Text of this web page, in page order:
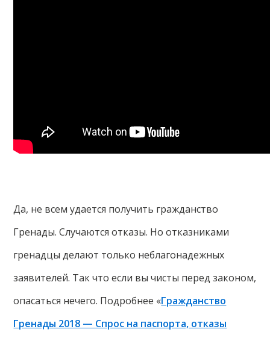
Да, не всем удается получить гражданство
Гренады. Случаются отказы. Но отказниками
гренадцы делают только неблагонадежных
заявителей. Так что если вы чисты перед законом,
опасаться нечего. Подробнее «Гражданство
Гренады 2018 — Спрос на паспорта, отказы